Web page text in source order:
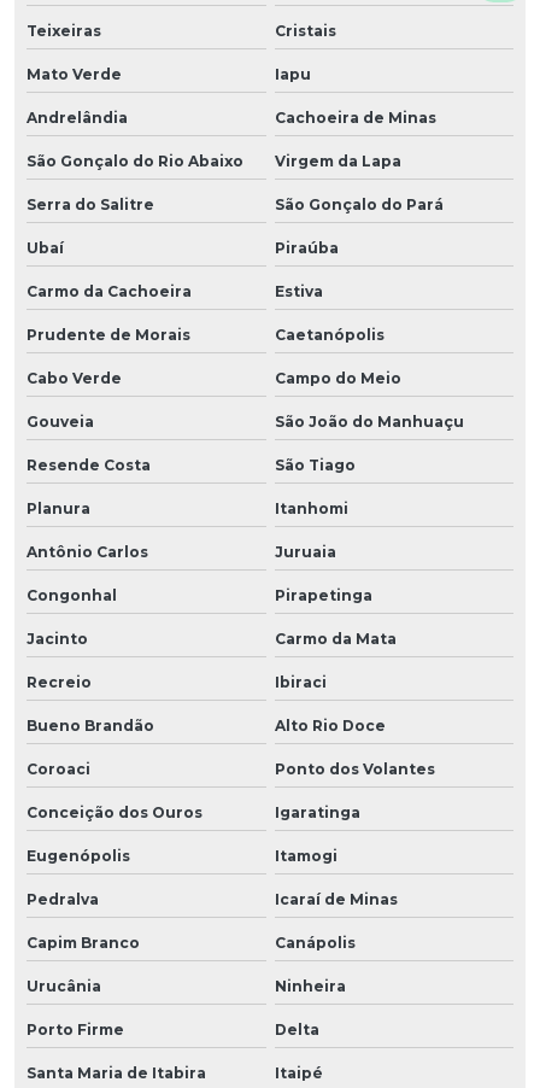
Teixeiras Cristais
Mato Verde Iapu
Andrelândia Cachoeira de Minas
São Gonçalo do Rio Abaixo Virgem da Lapa
Serra do Salitre São Gonçalo do Pará
Ubaí Piraúba
Carmo da Cachoeira Estiva
Prudente de Morais Caetanópolis
Cabo Verde Campo do Meio
Gouveia São João do Manhuaçu
Resende Costa São Tiago
Planura Itanhomi
Antônio Carlos Juruaia
Congonhal Pirapetinga
Jacinto Carmo da Mata
Recreio Ibiraci
Bueno Brandão Alto Rio Doce
Coroaci Ponto dos Volantes
Conceição dos Ouros Igaratinga
Eugenópolis Itamogi
Pedralva Icaraí de Minas
Capim Branco Canápolis
Urucânia Ninheira
Porto Firme Delta
Santa Maria de Itabira Itaipé